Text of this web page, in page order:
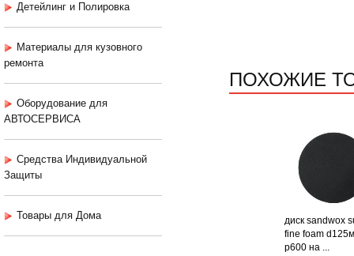
Детейлинг и Полировка
Материалы для кузовного
ремонта
Оборудование для
АВТОСЕРВИСА
Средства Индивидуальной
Защиты
Товары для Дома
ПОХОЖИЕ
диск sandwox
fine foam
p600 на ...